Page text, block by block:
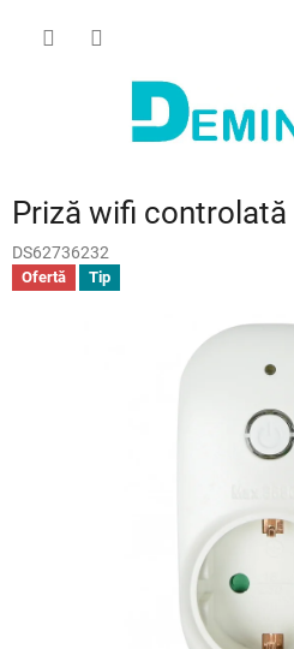
Priză wifi
DS62736232
Ofertă Tip